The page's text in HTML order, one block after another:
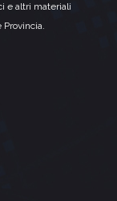
e altri materiali